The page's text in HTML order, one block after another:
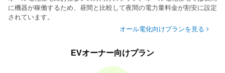
に機器が稼働するため、昼間と比較して夜間の電力量料金が割安に設定
されています。
オール電化向けプランを見る
EVオーナー向けプラン